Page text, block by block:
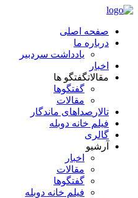
صفحه اصلی
درباره ما
یادداشت سردبیر
اخبار
مقالاتگفتگو ها
گفتگوها
مقالات
تالار صداهای ماندگار
فیلم خانه دوبله
گالری
آرشیو
اخبار
مقالات
گفتگوها
فیلم خانه دوبله